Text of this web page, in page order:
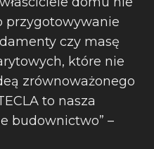
przygotowywanie
czy masę
które nie
zrównoważonego
to nasza
budownictwo” –